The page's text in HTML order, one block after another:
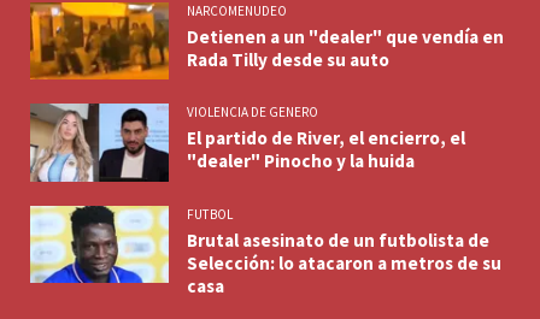
NARCOMENUDEO
Detienen a un "dealer" que vendía en
Rada Tilly desde su auto
VIOLENCIA DE GENERO
El partido de River, el encierro, el
"dealer" Pinocho y la huida
FUTBOL
Brutal asesinato de un futbolista de
Selección: lo atacaron a metros de su
casa